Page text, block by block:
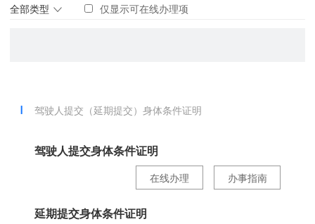
全部类型
仅显示可在线办理项
驾驶人提交（延期提交）身体条件证明
驾驶人提交身体条件证明
办事指南
在线办理
延期提交身体条件证明